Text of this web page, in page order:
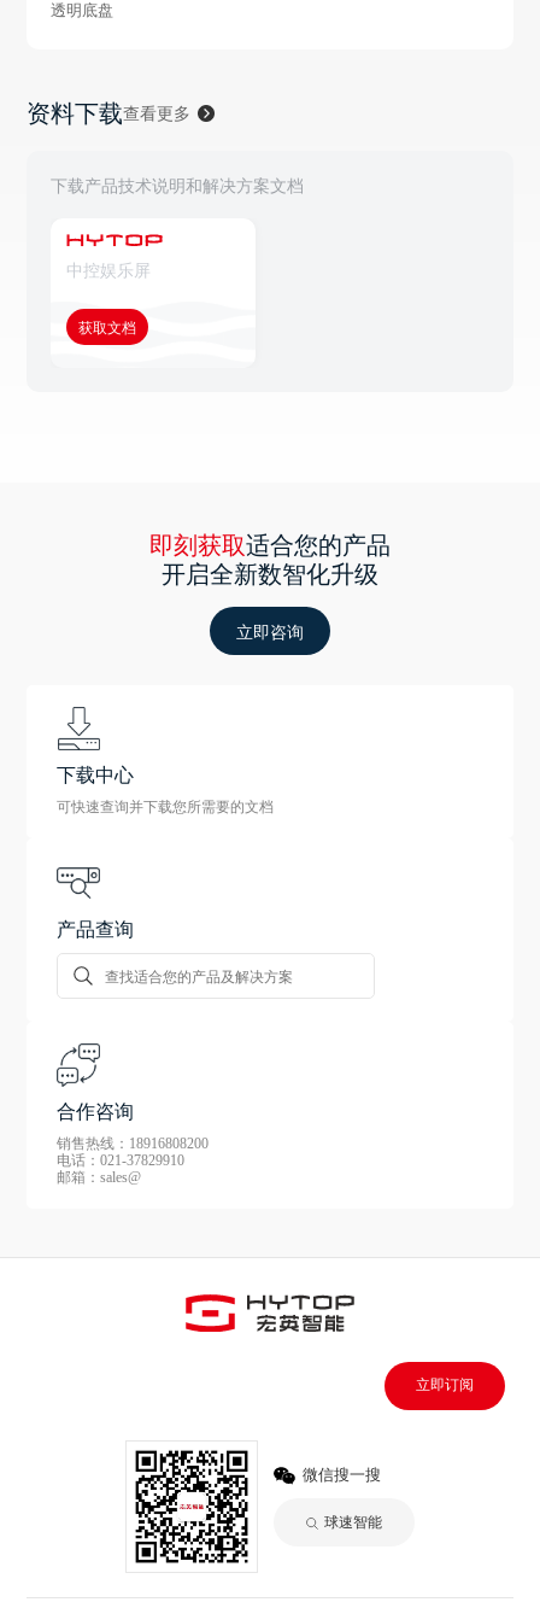
透明底盘
资料下载查看更多
下载产品技术说明和解决方案文档
中控娱乐屏
获取文档
即刻获取适合您的产品
开启全新数智化升级
立即咨询
下载中心
可快速查询并下载您所需要的文档
产品查询
合作咨询
销售热线：18916808200
电话：021-37829910
邮箱：sales@
立即订阅
微信搜一搜
球速智能